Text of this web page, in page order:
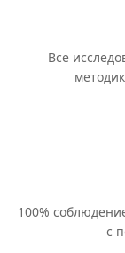
Все
100%
с